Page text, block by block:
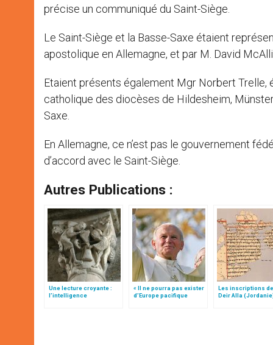
précise un communiqué du Saint-Siège.
Le Saint-Siège et la Basse-Saxe étaient
apostolique en Allemagne, et par M. David
Etaient présents également Mgr Norbert Trelle,
catholique des diocèses de Hildesheim,
Saxe.
En Allemagne, ce n’est pas le gouvernement
d’accord avec le Saint-Siège.
Autres Publications :
Une lecture croyante :
l’intelligence
« Il ne pourra pas exister
d’Europe pacifique
Les inscriptions de
Deir Alla